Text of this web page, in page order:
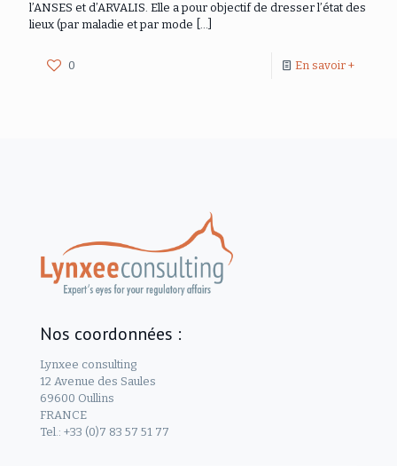
l’ANSES et d’ARVALIS. Elle a pour objectif de dresser l’état des
lieux (par maladie et par mode […]
0 En savoir +
Nos coordonnées :
Lynxee consulting
12 Avenue des Saules
69600 Oullins
FRANCE
Tel.: +33 (0)7 83 57 51 77